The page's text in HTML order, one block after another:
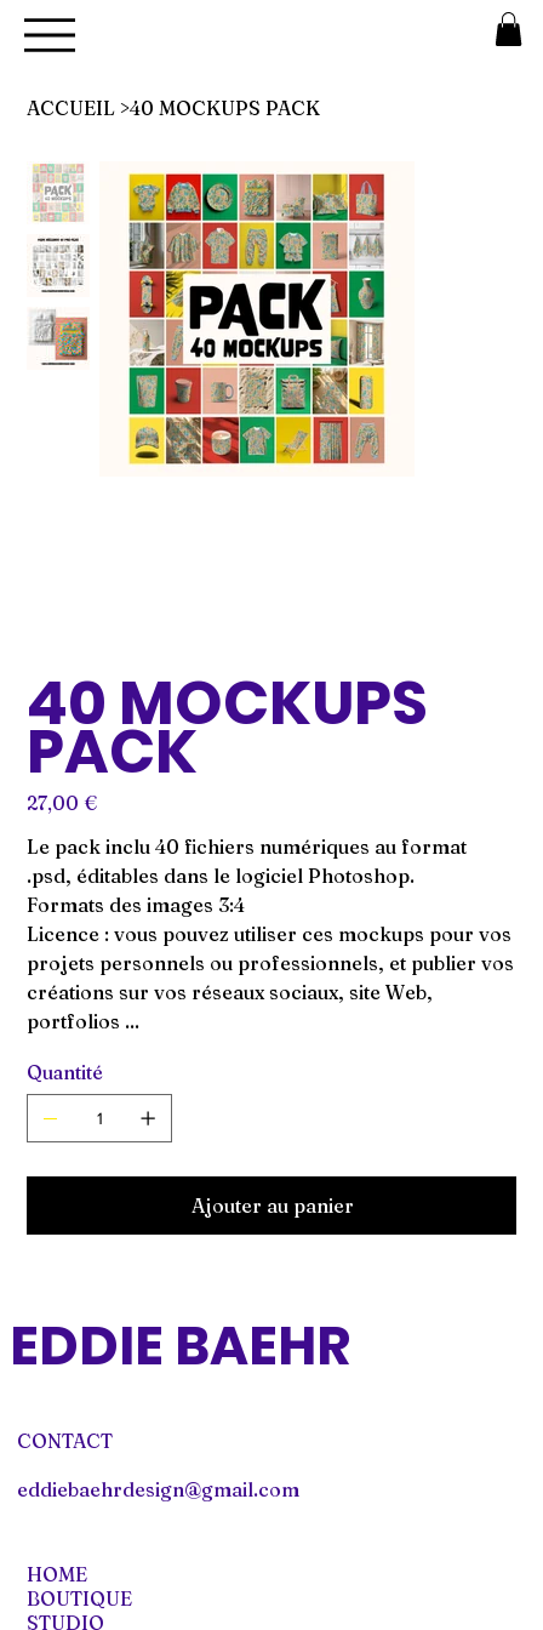
ACCUEIL >40 MOCKUPS PACK
40 MOCKUPS
PACK
Prix
27,00 €
Le pack inclu 40 fichiers numériques au format
.psd, éditables dans le logiciel Photoshop.
Formats des images 3:4
Licence : vous pouvez utiliser ces mockups pour vos
projets personnels ou professionnels, et publier vos
créations sur vos réseaux sociaux, site Web,
portfolios ...
Quantité
Ajouter au panier
EDDIE BAEHR
CONTACT
eddiebaehrdesign@gmail.com
HOME
BOUTIQUE
STUDIO